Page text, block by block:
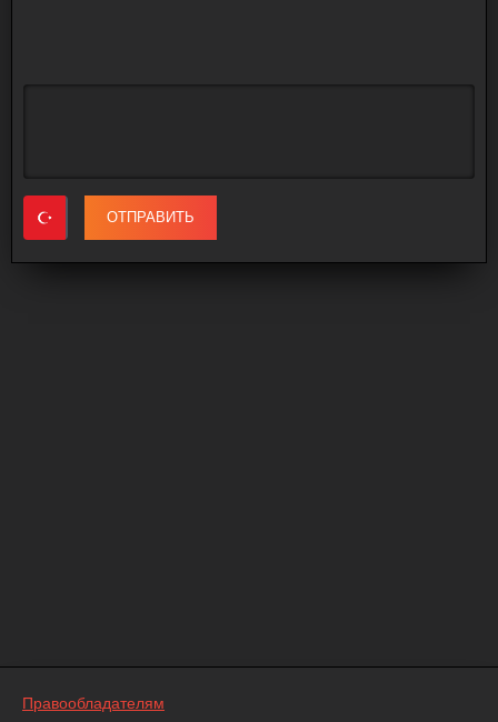
ОТПРАВИТЬ
Правообладателям